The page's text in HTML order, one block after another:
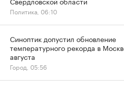
Политика, 06:10
Синоптик допустил обновление
температурного рекорда в
августа
Город, 05:56